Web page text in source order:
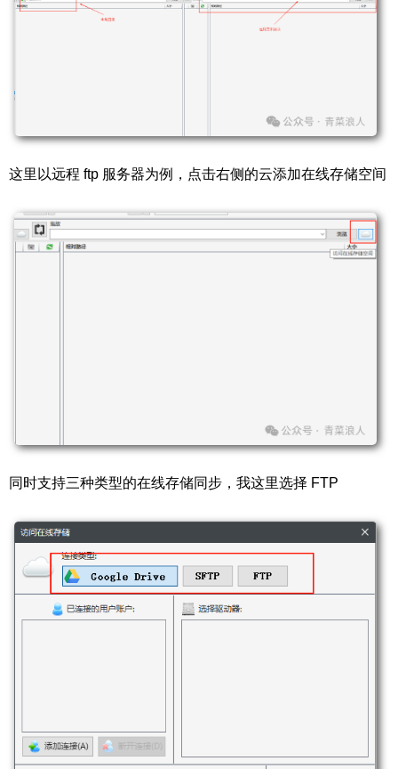
这里以远程 ftp 服务器为例，点击右侧的云添加在线存储空间
同时支持三种类型的在线存储同步，我这里选择 FTP